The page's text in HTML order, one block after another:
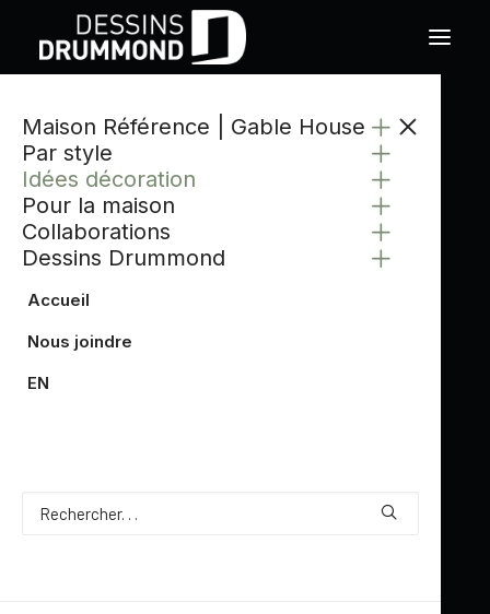
Maison Référence | Gable House
Par style
Idées décoration
Pour la maison
Collaborations
Dessins Drummond
Accueil
Nous joindre
EN